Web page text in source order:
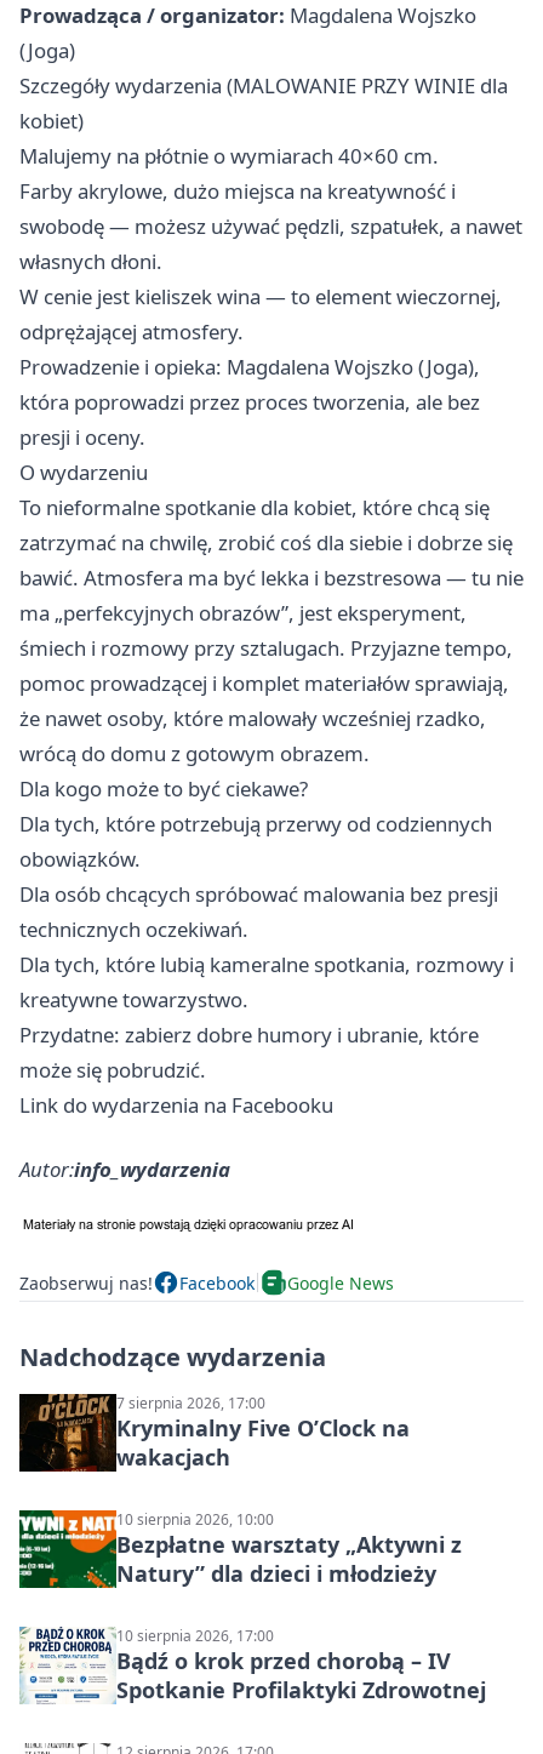
Prowadząca / organizator: Magdalena Wojszko
(Joga)
Szczegóły wydarzenia (MALOWANIE PRZY WINIE dla
kobiet)
Malujemy na płótnie o wymiarach 40×60 cm.
Farby akrylowe, dużo miejsca na kreatywność i
swobodę — możesz używać pędzli, szpatułek, a nawet
własnych dłoni.
W cenie jest kieliszek wina — to element wieczornej,
odprężającej atmosfery.
Prowadzenie i opieka: Magdalena Wojszko (Joga),
która poprowadzi przez proces tworzenia, ale bez
presji i oceny.
O wydarzeniu
To nieformalne spotkanie dla kobiet, które chcą się
zatrzymać na chwilę, zrobić coś dla siebie i dobrze się
bawić. Atmosfera ma być lekka i bezstresowa — tu nie
ma „perfekcyjnych obrazów”, jest eksperyment,
śmiech i rozmowy przy sztalugach. Przyjazne tempo,
pomoc prowadzącej i komplet materiałów sprawiają,
że nawet osoby, które malowały wcześniej rzadko,
wrócą do domu z gotowym obrazem.
Dla kogo może to być ciekawe?
Dla tych, które potrzebują przerwy od codziennych
obowiązków.
Dla osób chcących spróbować malowania bez presji
technicznych oczekiwań.
Dla tych, które lubią kameralne spotkania, rozmowy i
kreatywne towarzystwo.
Przydatne: zabierz dobre humory i ubranie, które
może się pobrudzić.
Link do wydarzenia na Facebooku
Autor:info_wydarzenia
Zaobserwuj nas! Facebook Google News
Nadchodzące wydarzenia
7 sierpnia 2026, 17:00
Kryminalny Five O’Clock na
wakacjach
10 sierpnia 2026, 10:00
Bezpłatne warsztaty „Aktywni z
Natury” dla dzieci i młodzieży
10 sierpnia 2026, 17:00
Bądź o krok przed chorobą – IV
Spotkanie Profilaktyki Zdrowotnej